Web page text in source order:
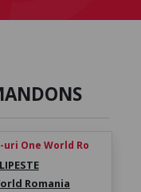
uri One World Ro
Romania